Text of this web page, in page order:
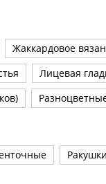
Жаккардовое
Лицевая
Ракушки